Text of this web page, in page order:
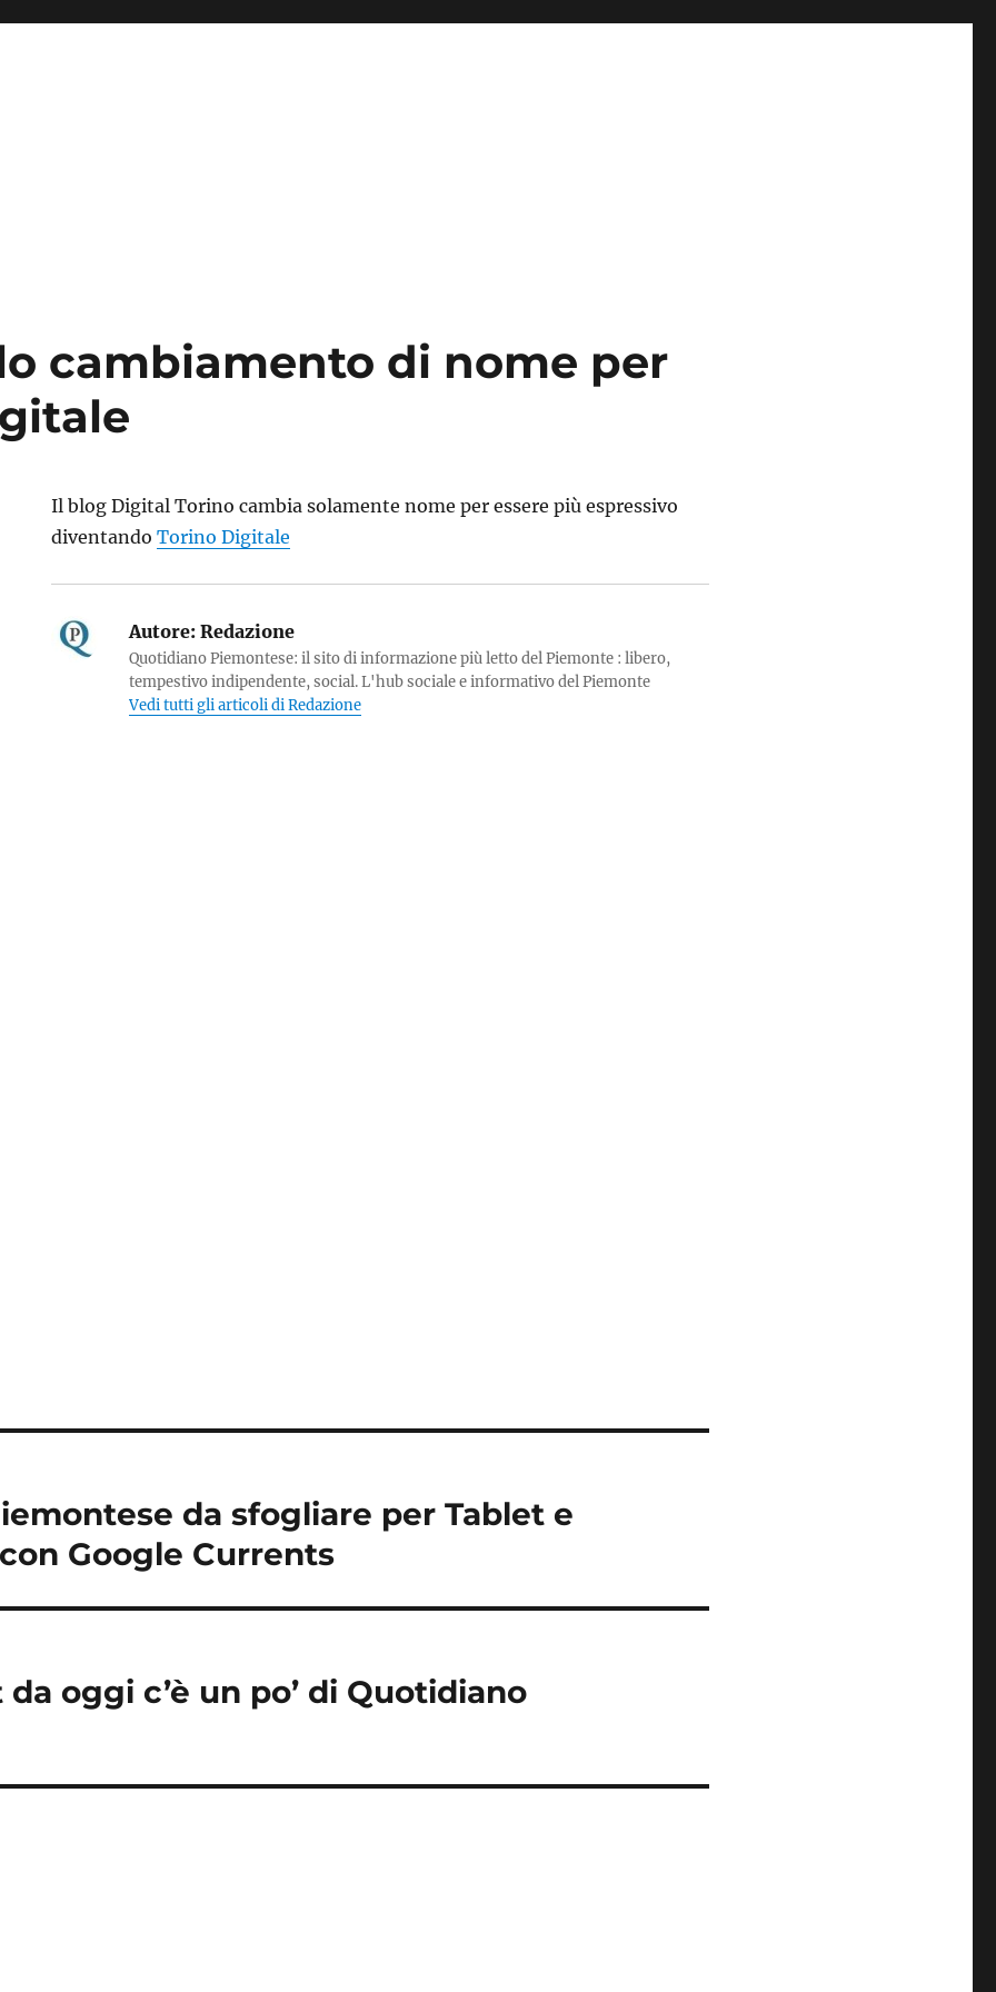
cambiamento di nome per
Il blog Digital Torino cambia solamente nome per essere più espressivo
diventandoTorino Digitale
Autore: Redazione
Quotidiano Piemontese: il sito di informazione più letto del Piemonte : libero,
tempestivo indipendente, social. L'hub sociale e informativo del Piemonte
Vedi tutti gli articoli di Redazione
da sfogliare per Tablet e
Google Currents
oggi c’è un po’ di Quotidiano